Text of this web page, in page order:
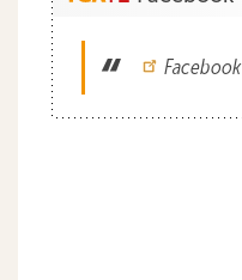
Facebook